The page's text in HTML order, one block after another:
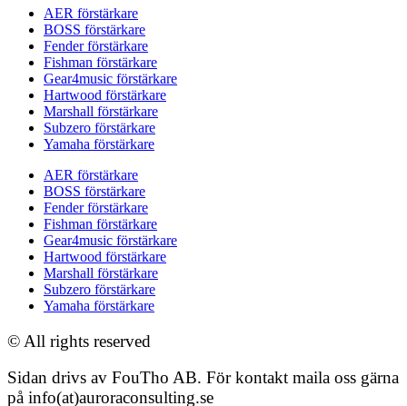
AER förstärkare
BOSS förstärkare
Fender förstärkare
Fishman förstärkare
Gear4music förstärkare
Hartwood förstärkare
Marshall förstärkare
Subzero förstärkare
Yamaha förstärkare
AER förstärkare
BOSS förstärkare
Fender förstärkare
Fishman förstärkare
Gear4music förstärkare
Hartwood förstärkare
Marshall förstärkare
Subzero förstärkare
Yamaha förstärkare
© All rights reserved
Sidan drivs av FouTho AB. För kontakt maila oss gärna
på info(at)auroraconsulting.se